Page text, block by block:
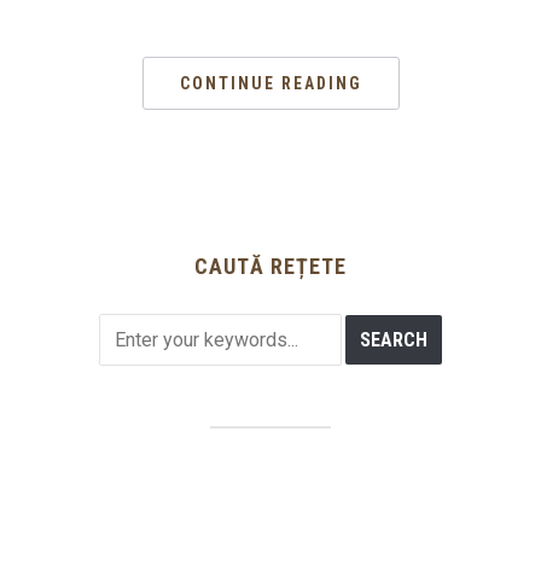
CONTINUE READING
CAUTĂ REȚETE